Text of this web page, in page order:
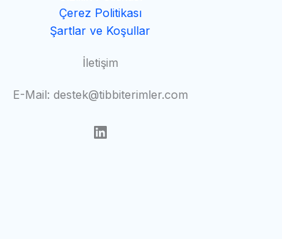
Çerez Politikası
Şartlar ve Koşullar
İletişim
E-Mail: destek@tibbiterimler.com
LinkedIn